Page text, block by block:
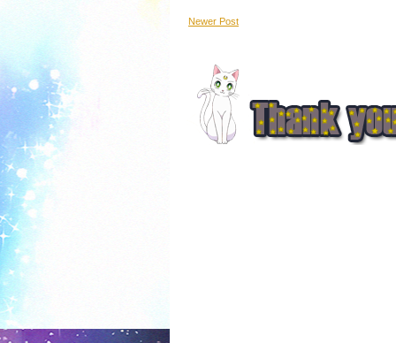
Newer Post